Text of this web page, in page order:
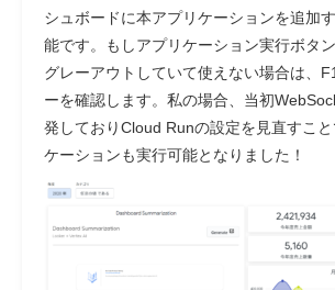
シュボードに本アプリケーションを追加
能です。もしアプリケーション実行ボタ
グレーアウトしていて使えない場合は、
ーを確認します。私の場合、当初
発しておりCloud Runの設定を見直すこ
ケーションも実行可能となりました！